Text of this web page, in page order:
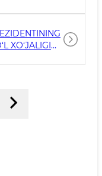
XO‘JALIGI